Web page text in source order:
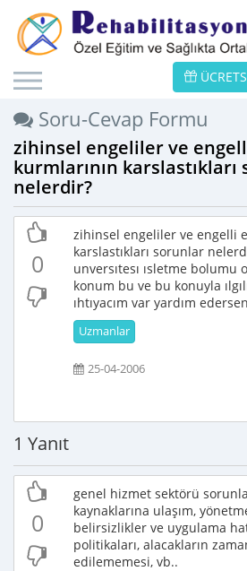
Soru-Cevap Formu
zihinsel engeliler ve
kurmlarının
nelerdir?
0
zihinsel engeliler ve engelli
karslastıkları sorunlar
unversıtesı ısletme bolumu
konum bu ve bu konuyla
ıhtıyacım var yardım
Uzmanlar
25-04-2006
1 Yanıt
0
genel hizmet sektörü
kaynaklarına ulaşım,
belirsizlikler ve uygulama
politikaları, alacakların
edilememesi, vb..